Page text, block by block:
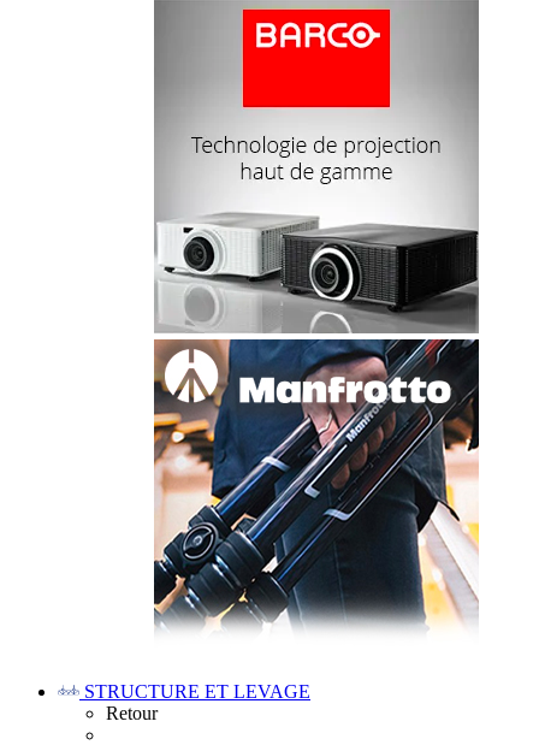
STRUCTURE ET LEVAGE
Retour